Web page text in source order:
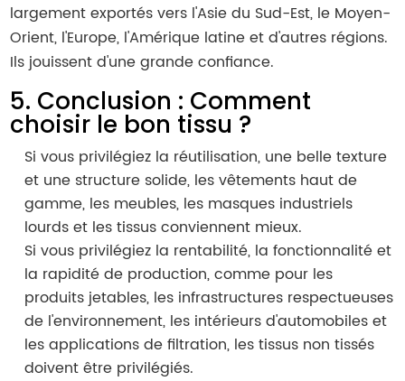
largement exportés vers l'Asie du Sud-Est, le Moyen-
Orient, l'Europe, l'Amérique latine et d'autres régions.
Ils jouissent d'une grande confiance.
5. Conclusion : Comment
choisir le bon tissu ?
Si vous privilégiez la réutilisation, une belle texture
et une structure solide, les vêtements haut de
gamme, les meubles, les masques industriels
lourds et les tissus conviennent mieux.
Si vous privilégiez la rentabilité, la fonctionnalité et
la rapidité de production, comme pour les
produits jetables, les infrastructures respectueuses
de l'environnement, les intérieurs d'automobiles et
les applications de filtration, les tissus non tissés
doivent être privilégiés.